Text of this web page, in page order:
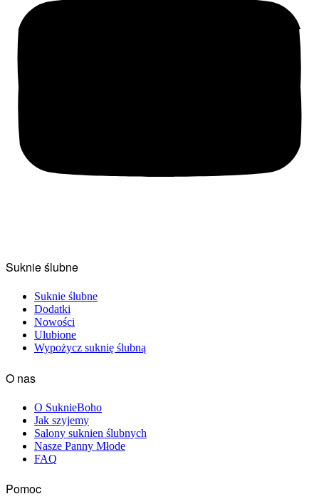
Suknie ślubne
Suknie ślubne
Dodatki
Nowości
Ulubione
Wypożycz suknię ślubną
O nas
O SuknieBoho
Jak szyjemy
Salony suknien ślubnych
Nasze Panny Młode
FAQ
Pomoc